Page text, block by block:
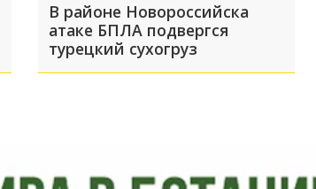
В районе Новороссийска
атаке БПЛА подвергся
турецкий сухогруз